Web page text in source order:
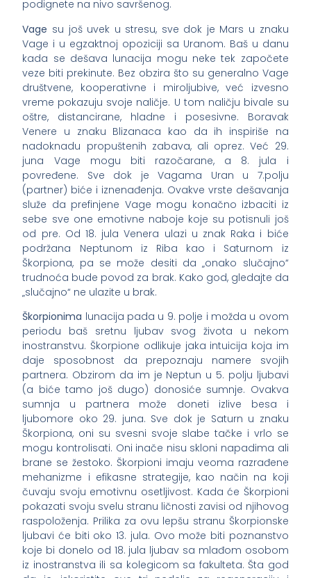
podignete na nivo savršenog.
Vage su još uvek u stresu, sve dok je Mars u znaku
Vage i u egzaktnoj opoziciji sa Uranom. Baš u danu
kada se dešava lunacija mogu neke tek započete
veze biti prekinute. Bez obzira što su generalno Vage
društvene, kooperativne i miroljubive, već izvesno
vreme pokazuju svoje naličje. U tom naličju bivale su
oštre, distancirane, hladne i posesivne. Boravak
Venere u znaku Blizanaca kao da ih inspiriše na
nadoknadu propuštenih zabava, ali oprez. Već 29.
juna Vage mogu biti razočarane, a 8. jula i
povređene. Sve dok je Vagama Uran u 7.polju
(partner) biće i iznenađenja. Ovakve vrste dešavanja
služe da prefinjene Vage mogu konačno izbaciti iz
sebe sve one emotivne naboje koje su potisnuli još
od pre. Od 18. jula Venera ulazi u znak Raka i biće
podržana Neptunom iz Riba kao i Saturnom iz
Škorpiona, pa se može desiti da „onako slučajno“
trudnoća bude povod za brak. Kako god, gledajte da
„slučajno“ ne ulazite u brak.
Škorpionima lunacija pada u 9. polje i možda u ovom
periodu baš sretnu ljubav svog života u nekom
inostranstvu. Škorpione odlikuje jaka intuicija koja im
daje sposobnost da prepoznaju namere svojih
partnera. Obzirom da im je Neptun u 5. polju ljubavi
(a biće tamo još dugo) donosiće sumnje. Ovakva
sumnja u partnera može doneti izlive besa i
ljubomore oko 29. juna. Sve dok je Saturn u znaku
Škorpiona, oni su svesni svoje slabe tačke i vrlo se
mogu kontrolisati. Oni inače nisu skloni napadima ali
brane se žestoko. Škorpioni imaju veoma razrađene
mehanizme i efikasne strategije, kao način na koji
čuvaju svoju emotivnu osetljivost. Kada će Škorpioni
pokazati svoju svelu stranu ličnosti zavisi od njihovog
raspoloženja. Prilika za ovu lepšu stranu Škorpionske
ljubavi će biti oko 13. jula. Ovo može biti poznanstvo
koje bi donelo od 18. jula ljubav sa mlađom osobom
iz inostranstva ili sa kolegicom sa fakulteta. Šta god